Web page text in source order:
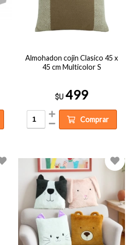
Almohadon cojin Clasico 45 x
45 cm Multicolor S
$U 499
Comprar